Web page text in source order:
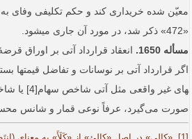
معیّن شده خریداری کند و حکم تکلیفی وفای
«472» ذکر شد، در مورد آن جاری می­شود.
مسأله 1650.
انعقاد قرارداد آتی بر اوراق
اگر قرارداد آتی بر نوسانات و تفاضل قیمت­ها
های غیر
صورت می‌گیرد، عرفاً نوعی قمار و شانس
[1]. «کالی» در اصل «کالئ» از «کَلَأَ» به معنای